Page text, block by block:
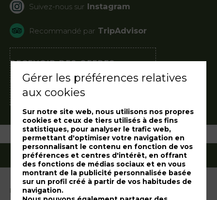
Suivez-nous sur Instagram
Recommandé par TripAdvisor
RECEVOIR DES OFFRES
ET DES PROMOTIONS
Inscrivez-vous à notre newsletter
Mentions légales
Gérer les préférences relatives
aux cookies
Sur notre site web, nous utilisons nos propres
cookies et ceux de tiers utilisés à des fins
statistiques, pour analyser le trafic web,
permettant d'optimiser votre navigation en
personnalisant le contenu en fonction de vos
préférences et centres d'intérêt, en offrant
des fonctions de médias sociaux et en vous
montrant de la publicité personnalisée basée
sur un profil créé à partir de vos habitudes de
navigation.